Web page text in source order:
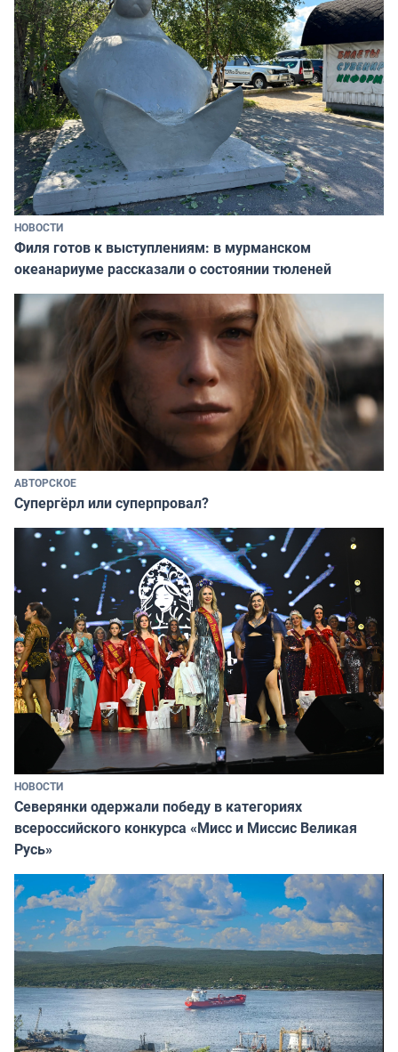
НОВОСТИ
Филя готов к выступлениям: в мурманском
океанариуме рассказали о состоянии тюленей
АВТОРСКОЕ
Супергёрл или суперпровал?
НОВОСТИ
Северянки одержали победу в категориях
всероссийского конкурса «Мисс и Миссис Великая
Русь»